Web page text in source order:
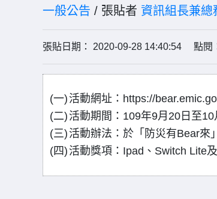
一般公告 / 張貼者 資訊組長兼總
張貼日期： 2020-09-28 14:40:54 點閱
(一) 活動網址：https://
(二) 活動期間：109年9月20日至10
(三) 活動辦法：於「防災有Bear來
(四) 活動獎項：Ipad、Switch Lite